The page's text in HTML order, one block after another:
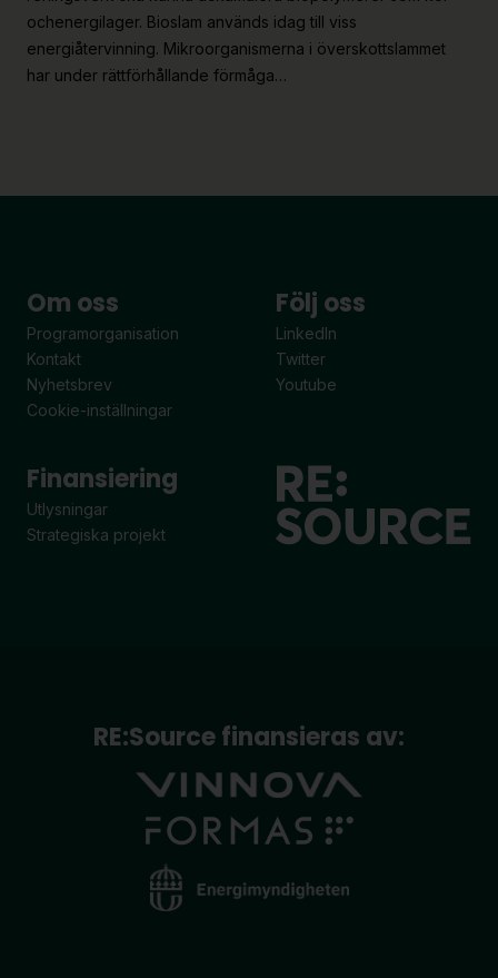
ochenergilager. Bioslam används idag till viss
energiåtervinning. Mikroorganismerna i överskottslammet
har under rättförhållande förmåga…
Om oss
Programorganisation
Kontakt
Nyhetsbrev
Cookie-inställningar
Följ oss
LinkedIn
Twitter
Youtube
Finansiering
Utlysningar
Strategiska projekt
RE:Source finansieras av: